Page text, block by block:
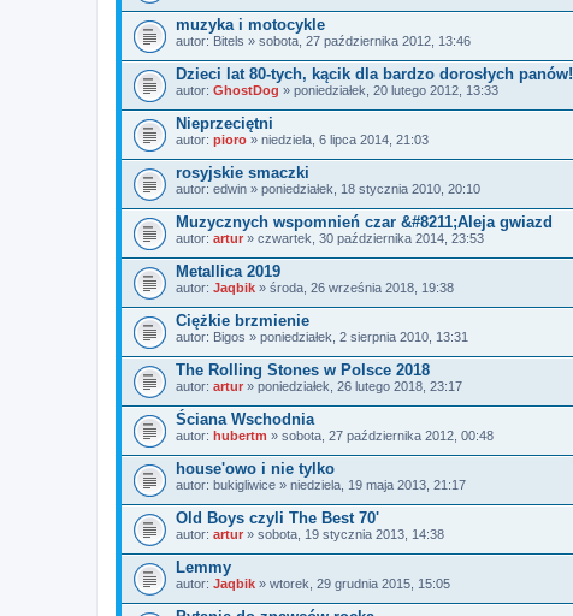
muzyka i motocykle
autor: Bitels » sobota, 27 października 2012, 13:46
Dzieci lat 80-tych, kącik dla bardzo dorosłych panów!
autor: GhostDog » poniedziałek, 20 lutego 2012, 13:33
Nieprzeciętni
autor: pioro » niedziela, 6 lipca 2014, 21:03
rosyjskie smaczki
autor: edwin » poniedziałek, 18 stycznia 2010, 20:10
Muzycznych wspomnień czar &#8211;Aleja gwiazd
autor: artur » czwartek, 30 października 2014, 23:53
Metallica 2019
autor: Jaqbik » środa, 26 września 2018, 19:38
Ciężkie brzmienie
autor: Bigos » poniedziałek, 2 sierpnia 2010, 13:31
The Rolling Stones w Polsce 2018
autor: artur » poniedziałek, 26 lutego 2018, 23:17
Ściana Wschodnia
autor: hubertm » sobota, 27 października 2012, 00:48
house'owo i nie tylko
autor: bukigliwice » niedziela, 19 maja 2013, 21:17
Old Boys czyli The Best 70'
autor: artur » sobota, 19 stycznia 2013, 14:38
Lemmy
autor: Jaqbik » wtorek, 29 grudnia 2015, 15:05